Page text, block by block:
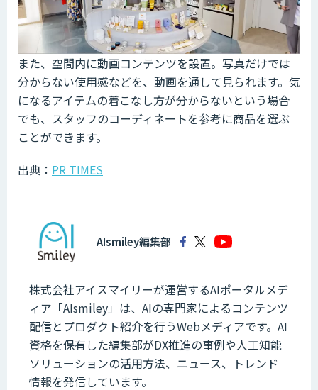
また、空間内に動画コンテンツを設置。写真だけでは
分からない使用感などを、動画を通して見られます。気
になるアイテムの着こなし方が分からないという場合
でも、スタッフのコーディネートを参考に商品を選ぶ
ことができます。
出典： PR TIMES
AIsmiley編集部
株式会社アイスマイリーが運営するAIポータルメデ
ィア「AIsmiley」は、AIの専門家によるコンテンツ
配信とプロダクト紹介を行うWebメディアです。AI
資格を保有した編集部がDX推進の事例や人工知能
ソリューションの活用方法、ニュース、トレンド
情報を発信しています。